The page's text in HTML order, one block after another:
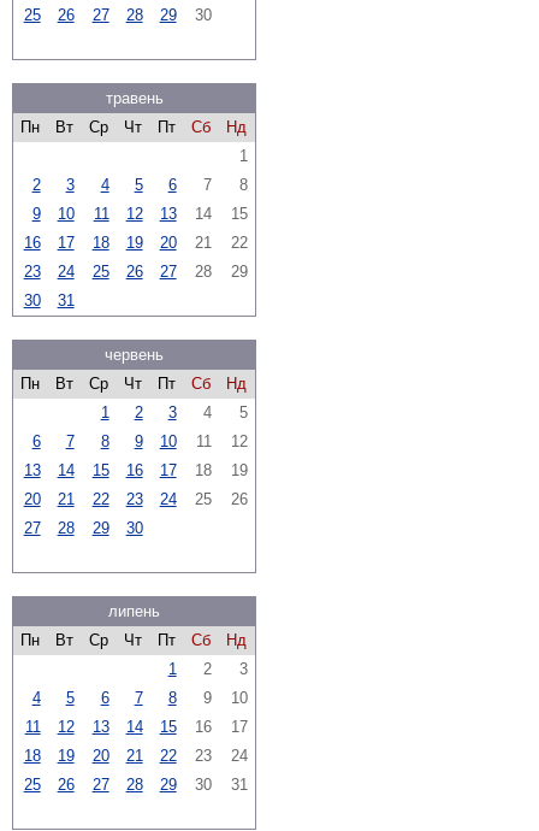
25 26 27 28 29 30
травень
Пн
Вт Ср Чт Пт Сб
Нд
1
2
3 4 5 6 7
8
9
10 11 12 13 14
15
16
17 18 19 20 21
22
23
24 25 26 27 28
29
30
31
червень
Пн
Вт Ср Чт Пт Сб
Нд
1
2 3 4
5
6
7 8 9 10 11
12
13
14 15 16 17 18
19
20
21 22 23 24 25
26
27
28 29 30
липень
Пн
Вт Ср Чт Пт Сб
Нд
1
2
3
4
5 6 7 8 9
10
11
12 13 14 15 16
17
18
19 20 21 22 23
24
25
26 27 28 29 30 31